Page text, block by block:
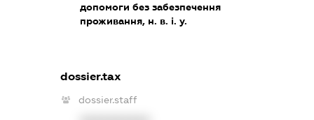
допомоги без забезпечення
проживання, н. в. і. у.
dossier.tax
dossier.staff